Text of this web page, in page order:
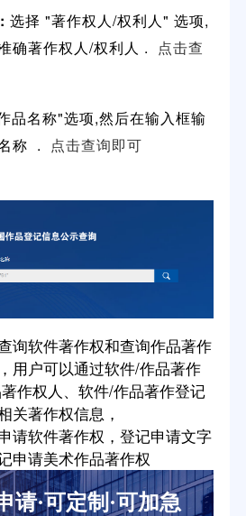
选择 "著作权人/权利人" 选项,
确著作权人/权利人 . 点击查
品名称"选项,然后在输入框输
称 . 点击查询即可
询软件著作权和查询作品著作
用户可以通过软件/作品著作
作权人、软件/作品著作登记
关著作权信息，
请软件著作权，登记申请文字
申请美术作品著作权
请·可定制·可加急